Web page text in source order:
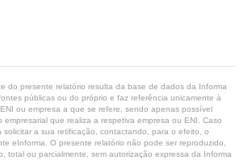
do presente relatório resulta da base de dados da Informa
públicas ou do próprio e faz referência unicamente à
ou empresa a que se refere, sendo apenas possível
empresarial que realiza a respetiva empresa ou ENI. Caso
solicitar a sua retificação, contactando, para o efeito, o
eInforma. O presente relatório não pode ser reproduzido,
total ou parcialmente, sem autorização expressa da Informa